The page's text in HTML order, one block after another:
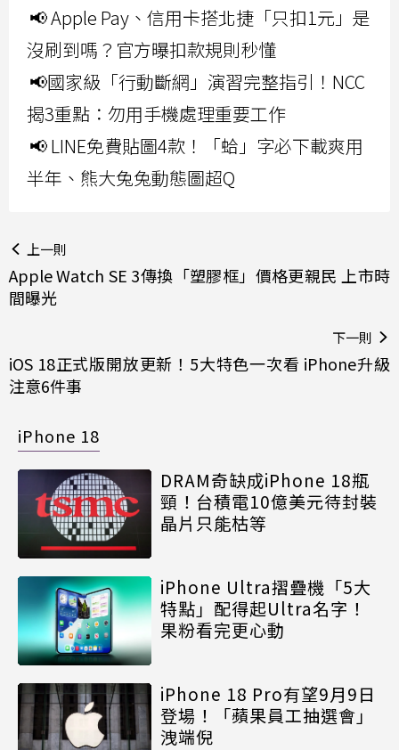
📢 Apple Pay、信用卡搭北捷「只扣1元」是
沒刷到嗎？官方曝扣款規則秒懂
📢國家級「行動斷網」演習完整指引！NCC
揭3重點：勿用手機處理重要工作
📢 LINE免費貼圖4款！「蛤」字必下載爽用
半年、熊大兔兔動態圖超Q
上一則
Apple Watch SE 3傳換「塑膠框」價格更親民 上市時
間曝光
下一則
iOS 18正式版開放更新！5大特色一次看 iPhone升級
注意6件事
iPhone 18
DRAM奇缺成iPhone 18瓶
頸！台積電10億美元待封裝
晶片只能枯等
iPhone Ultra摺疊機「5大
特點」配得起Ultra名字！
果粉看完更心動
iPhone 18 Pro有望9月9日
登場！「蘋果員工抽選會」
洩端倪